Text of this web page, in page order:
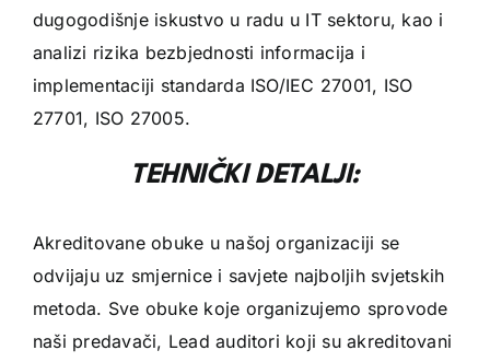
dugogodišnje iskustvo u radu u IT sektoru, kao i
analizi rizika bezbjednosti informacija i
implementaciji standarda ISO/IEC 27001, ISO
27701, ISO 27005.
TEHNIČKI DETALJI:
Akreditovane obuke u našoj organizaciji se
odvijaju uz smjernice i savjete najboljih svjetskih
metoda. Sve obuke koje organizujemo sprovode
naši predavači, Lead auditori koji su akreditovani